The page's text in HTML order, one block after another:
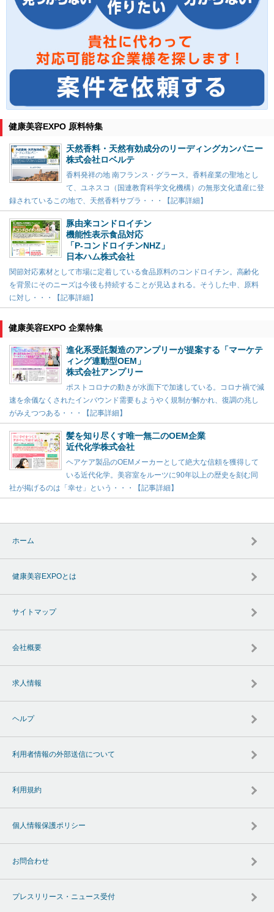
健康美容EXPO 原料特集
天然香料・天然有効成分のリーディングカンパニー
株式会社ロベルテ
香料発祥の地 南フランス・グラース。香料産業の聖地とし
て、ユネスコ（国連教育科学文化機構）の無形文化遺産に登
録されているこの地で、天然香料サプラ・・・【記事詳細】
豚由来コンドロイチン
機能性表示食品対応
「P-コンドロイチンNHZ」
日本ハム株式会社
関節対応素材として市場に定着している食品原料のコンドロイチン。高齢化
を背景にそのニーズは今後も持続することが見込まれる。そうした中、原料
に対し・・・【記事詳細】
健康美容EXPO 企業特集
進化系受託製造のアンプリーが提案する「マーケテ
ィング連動型OEM」
株式会社アンプリー
ポストコロナの動きが水面下で加速している。コロナ禍で減
速を余儀なくされたインバウンド需要もようやく規制が解かれ、復調の兆し
がみえつつある・・・【記事詳細】
髪を知り尽くす唯一無二のOEM企業
近代化学株式会社
ヘアケア製品のOEMメーカーとして絶大な信頼を獲得して
いる近代化学。美容室をルーツに90年以上の歴史を刻む同
社が掲げるのは「幸せ」という・・・【記事詳細】
ホーム
健康美容EXPOとは
サイトマップ
会社概要
求人情報
ヘルプ
利用者情報の外部送信について
利用規約
個人情報保護ポリシー
お問合わせ
プレスリリース・ニュース受付